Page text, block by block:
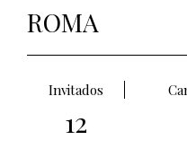
ROMA
Invitados
12